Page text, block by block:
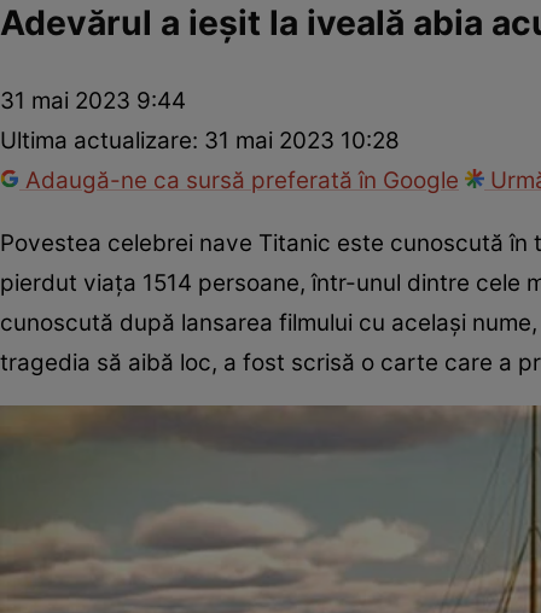
Adevărul a ieșit la iveală abia
31 mai 2023 9:44
Ultima actualizare: 31 mai 2023 10:28
Adaugă-ne ca sursă preferată în Google
Povestea celebrei nave Titanic este cunoscută în
pierdut viața 1514 persoane, într-unul dintre cele
cunoscută după lansarea filmului cu același
tragedia să aibă loc, a fost scrisă o carte care a